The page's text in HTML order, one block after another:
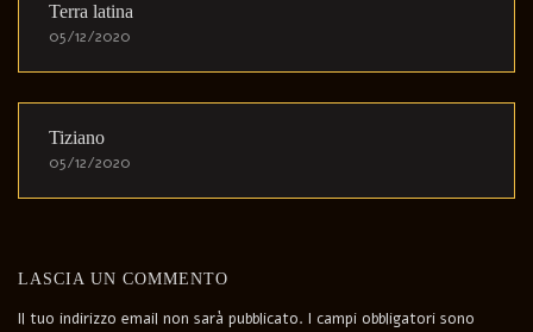
Terra latina
05/12/2020
Tiziano
05/12/2020
LASCIA UN COMMENTO
Il tuo indirizzo email non sarà pubblicato. I campi obbligatori sono